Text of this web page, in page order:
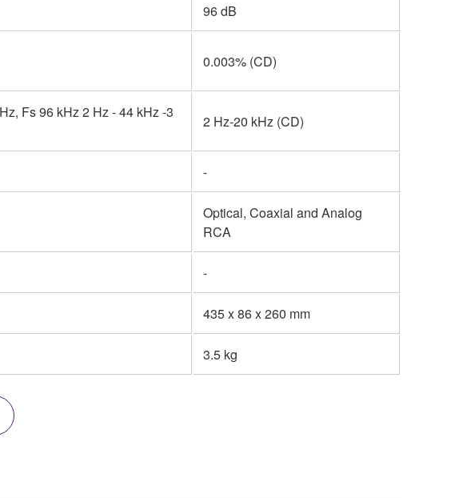
96 dB
0.003% (CD)
Fs 96 kHz 2 Hz - 44 kHz -3
2 Hz-20 kHz (CD)
-
Optical, Coaxial and Analog
RCA
-
435 x 86 x 260 mm
3.5 kg